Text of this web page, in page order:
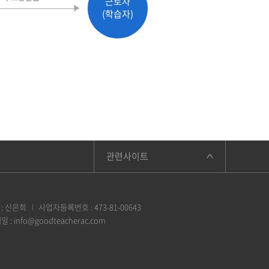
(학습자)
관련사이트
에듀케어아카데미
에듀케어보육교사교육원
신은희 사업자등록번호 : 473-81-00643
: info@goodteacherac.com